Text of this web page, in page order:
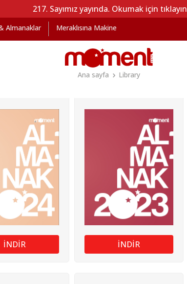
217. Sayımız yayında. Okumak için tıklayın
Almanaklar Meraklısına Makine
Ana sayfa
Library
İNDİR İNDİR